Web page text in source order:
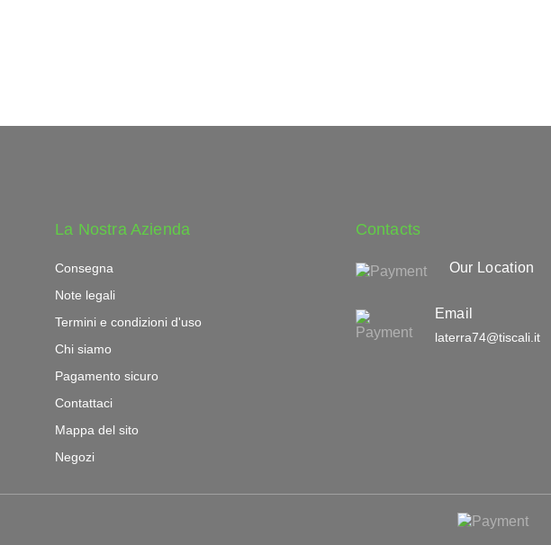
La Nostra Azienda
Consegna
Note legali
Termini e condizioni d'uso
Chi siamo
Pagamento sicuro
Contattaci
Mappa del sito
Negozi
Contacts
Our Location
Email
laterra74@tiscali.it